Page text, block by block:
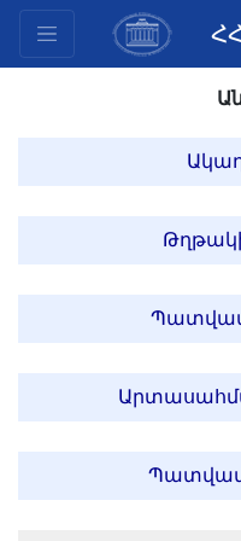
Ինովացիոն
Միջազգային
Երիտասարդական